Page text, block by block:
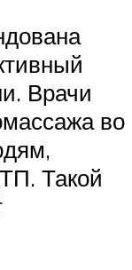
Врачи
во
Такой